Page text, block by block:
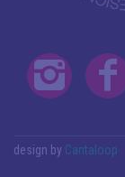
design by Cantaloop